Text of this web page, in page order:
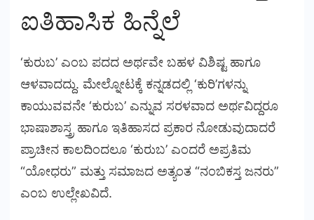
ಐತಿಹಾಸಿಕ ಹಿನ್ನೆಲೆ
‘ಕುರುಬ’ ಎಂಬ ಪದದ ಅರ್ಥವೇ ಬಹಳ ವಿಶಿಷ್ಟ ಹಾಗೂ
ಆಳವಾದದ್ದು. ಮೇಲ್ನೋಟಕ್ಕೆ ಕನ್ನಡದಲ್ಲಿ ‘ಕುರಿ’ಗಳನ್ನು
ಕಾಯುವವನೇ ‘ಕುರುಬ’ ಎನ್ನುವ ಸರಳವಾದ ಅರ್ಥವಿದ್ದರೂ
ಭಾಷಾಶಾಸ್ತ್ರ ಹಾಗೂ ಇತಿಹಾಸದ ಪ್ರಕಾರ ನೋಡುವುದಾದರೆ
ಪ್ರಾಚೀನ ಕಾಲದಿಂದಲೂ ‘ಕುರುಬ’ ಎಂದರೆ ಅಪ್ರತಿಮ
“ಯೋಧರು” ಮತ್ತು ಸಮಾಜದ ಅತ್ಯಂತ “ನಂಬಿಕಸ್ತ ಜನರು”
ಎಂಬ ಉಲ್ಲೇಖವಿದೆ.